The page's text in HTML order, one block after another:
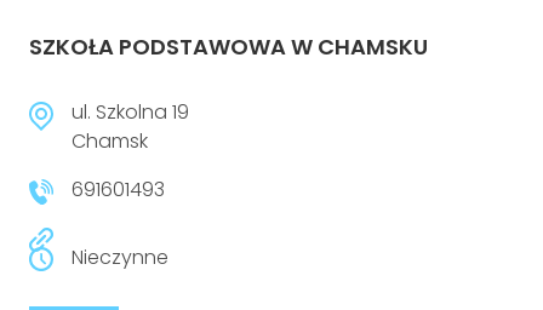
SZKOŁA PODSTAWOWA W CHAMSKU
ul. Szkolna 19
Chamsk
691601493
Nieczynne